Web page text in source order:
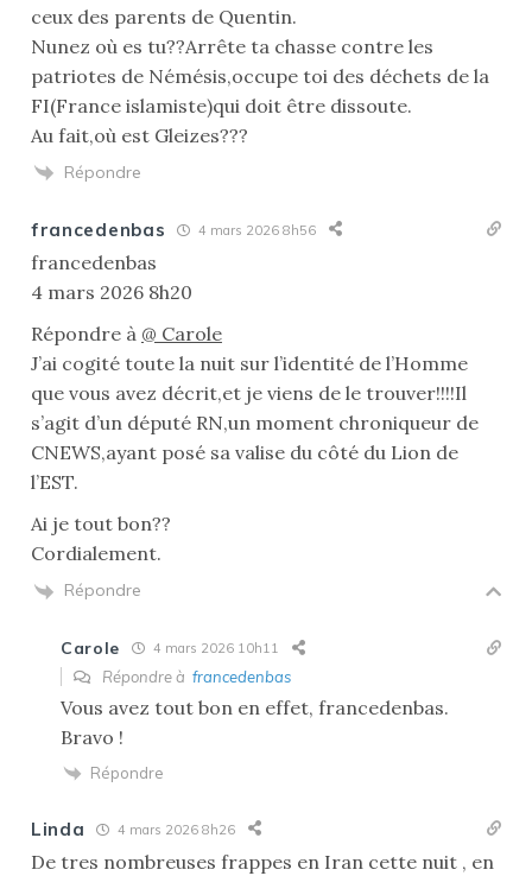
ceux des parents de Quentin.
Nunez où es tu??Arrête ta chasse contre les
patriotes de Némésis,occupe toi des déchets de la
FI(France islamiste)qui doit être dissoute.
Au fait,où est Gleizes???
Répondre
francedenbas 4 mars 2026 8h56
francedenbas
4 mars 2026 8h20
Répondre à @ Carole
J’ai cogité toute la nuit sur l’identité de l’Homme
que vous avez décrit,et je viens de le trouver!!!!Il
s’agit d’un député RN,un moment chroniqueur de
CNEWS,ayant posé sa valise du côté du Lion de
l’EST.
Ai je tout bon??
Cordialement.
Répondre
Carole 4 mars 2026 10h11
Répondre à francedenbas
Vous avez tout bon en effet, francedenbas.
Bravo !
Répondre
Linda 4 mars 2026 8h26
De tres nombreuses frappes en Iran cette nuit , en